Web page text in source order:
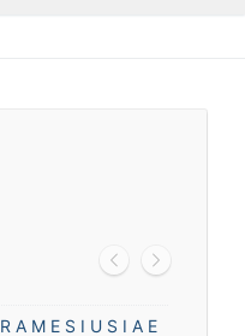
R A M E S I U S I A E